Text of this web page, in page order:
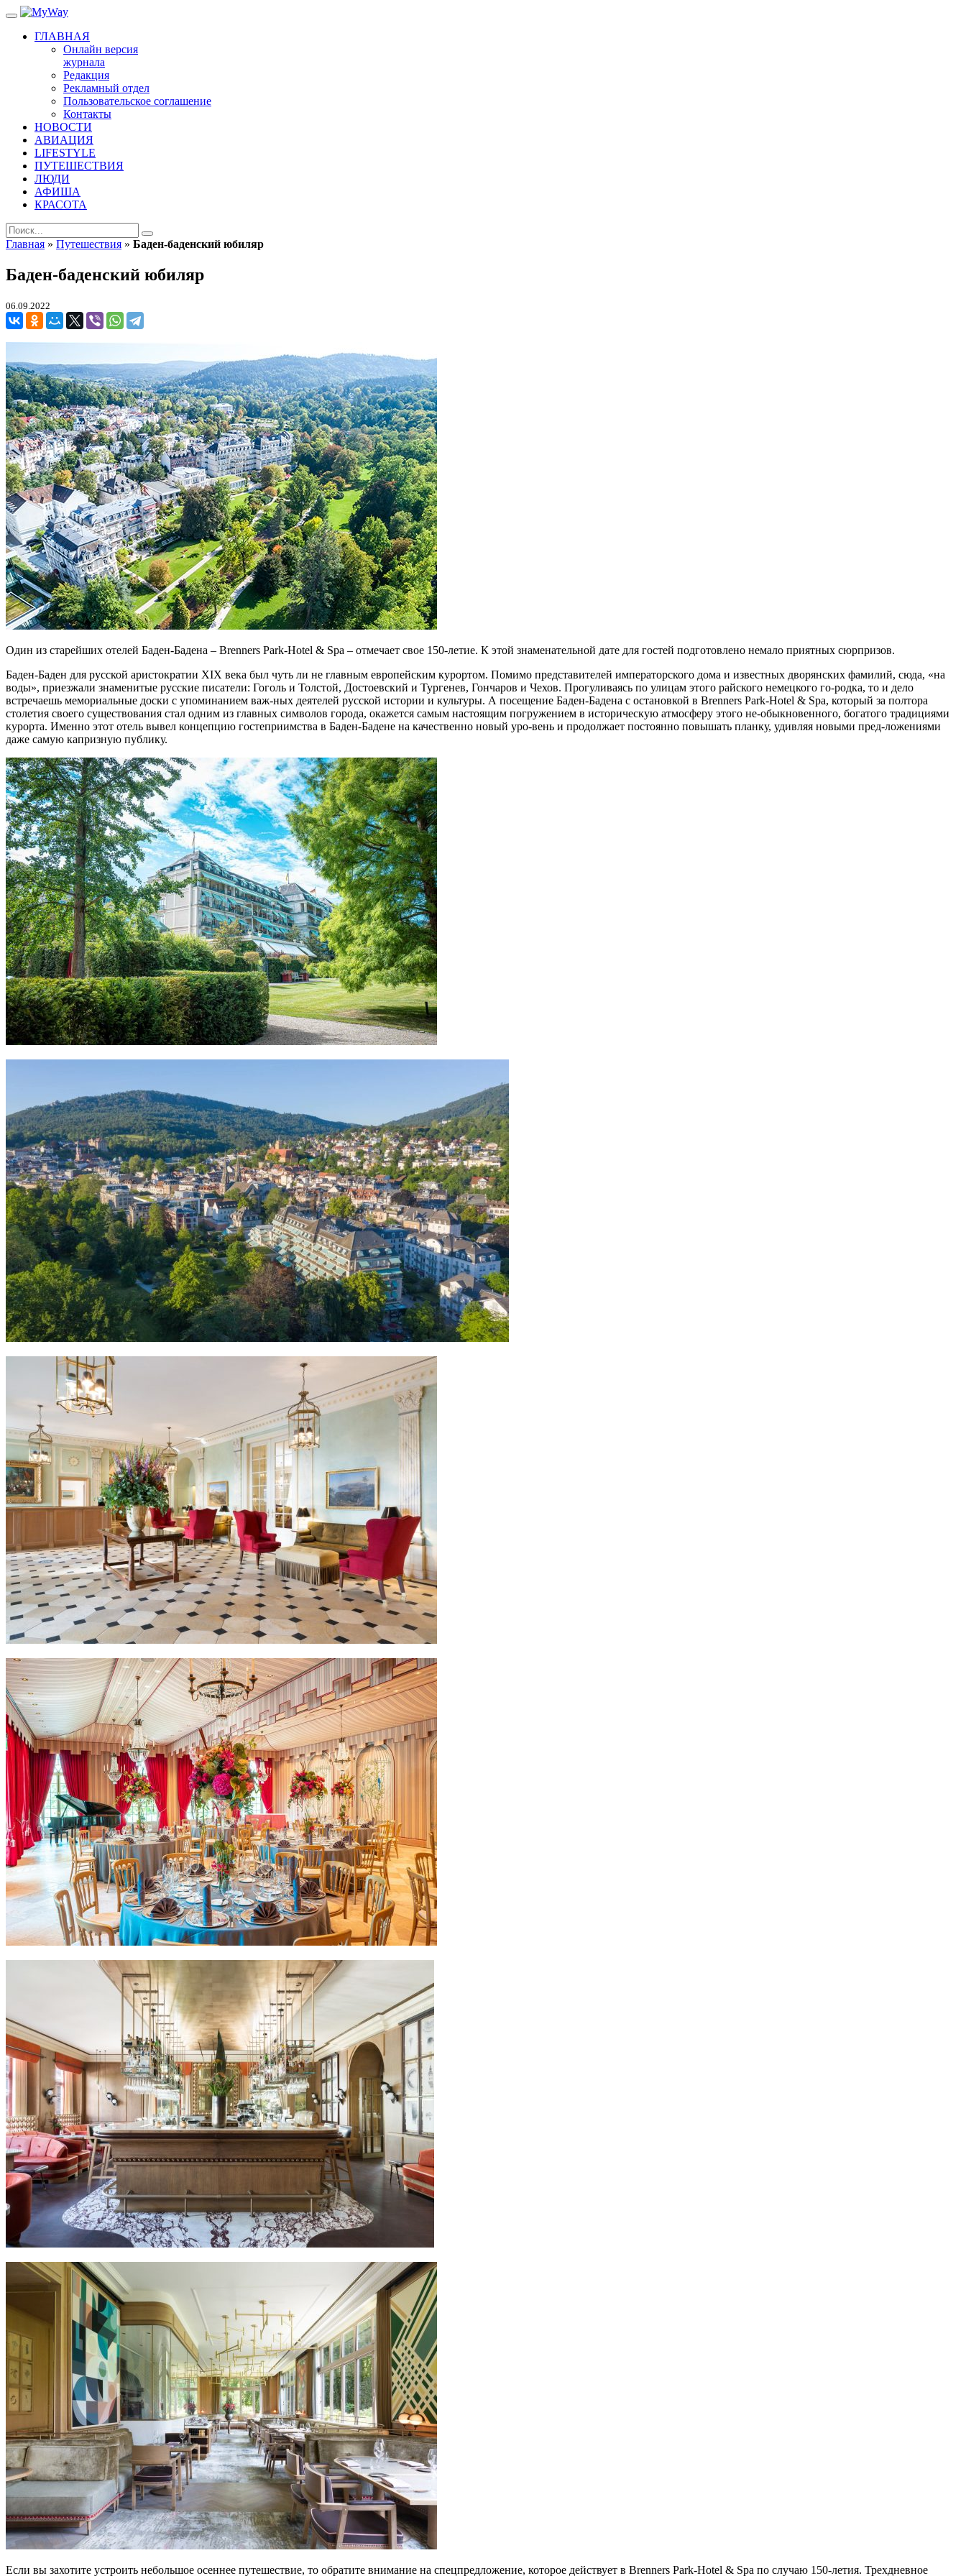
ГЛАВНАЯ
Онлайн версия
журнала
Редакция
Рекламный отдел
Пользовательское соглашение
Контакты
НОВОСТИ
АВИАЦИЯ
LIFESTYLE
ПУТЕШЕСТВИЯ
ЛЮДИ
АФИША
КРАСОТА
Главная » Путешествия » Баден-баденский юбиляр
Баден-баденский юбиляр
06.09.2022
Один из старейших отелей Баден-Бадена – Brenners Park-Hotel & Spa – отмечает свое 150-летие. К этой знаменательной дате для гостей подготовлено немало приятных сюрпризов.
Баден-Баден для русской аристократии XIX века был чуть ли не главным европейским курортом. Помимо представителей императорского дома и известных дворянских фамилий, сюда, «на
воды», приезжали знаменитые русские писатели: Гоголь и Толстой, Достоевский и Тургенев, Гончаров и Чехов. Прогуливаясь по улицам этого райского немецкого го-родка, то и дело
встречаешь мемориальные доски с упоминанием важ-ных деятелей русской истории и культуры. А посещение Баден-Бадена с остановкой в Brenners Park-Hotel & Spa, который за полтора
столетия своего существования стал одним из главных символов города, окажется самым настоящим погружением в историческую атмосферу этого не-обыкновенного, богатого традициями
курорта. Именно этот отель вывел концепцию гостеприимства в Баден-Бадене на качественно новый уро-вень и продолжает постоянно повышать планку, удивляя новыми пред-ложениями
даже самую капризную публику.
Если вы захотите устроить небольшое осеннее путешествие, то обратите внимание на спецпредложение, которое действует в Brenners Park-Hotel & Spa по случаю 150-летия. Трехдневное